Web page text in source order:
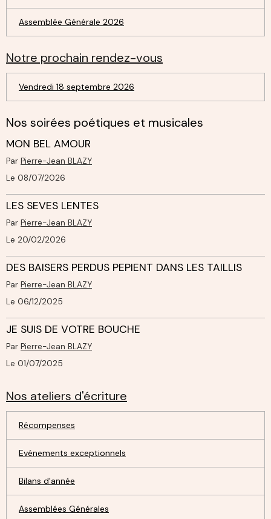
Assemblée Générale 2026
Notre prochain rendez-vous
Vendredi 18 septembre 2026
Nos soirées poétiques et musicales
MON BEL AMOUR
Par Pierre-Jean BLAZY
Le 08/07/2026
LES SEVES LENTES
Par Pierre-Jean BLAZY
Le 20/02/2026
DES BAISERS PERDUS PEPIENT DANS LES TAILLIS
Par Pierre-Jean BLAZY
Le 06/12/2025
JE SUIS DE VOTRE BOUCHE
Par Pierre-Jean BLAZY
Le 01/07/2025
Nos ateliers d'écriture
Récompenses
Evénements exceptionnels
Bilans d'année
Assemblées Générales